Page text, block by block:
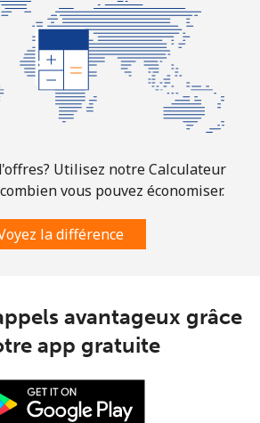
Utilisez notre Calculateur
vous pouvez économiser.
la différence
avantageux grâce
app gratuite